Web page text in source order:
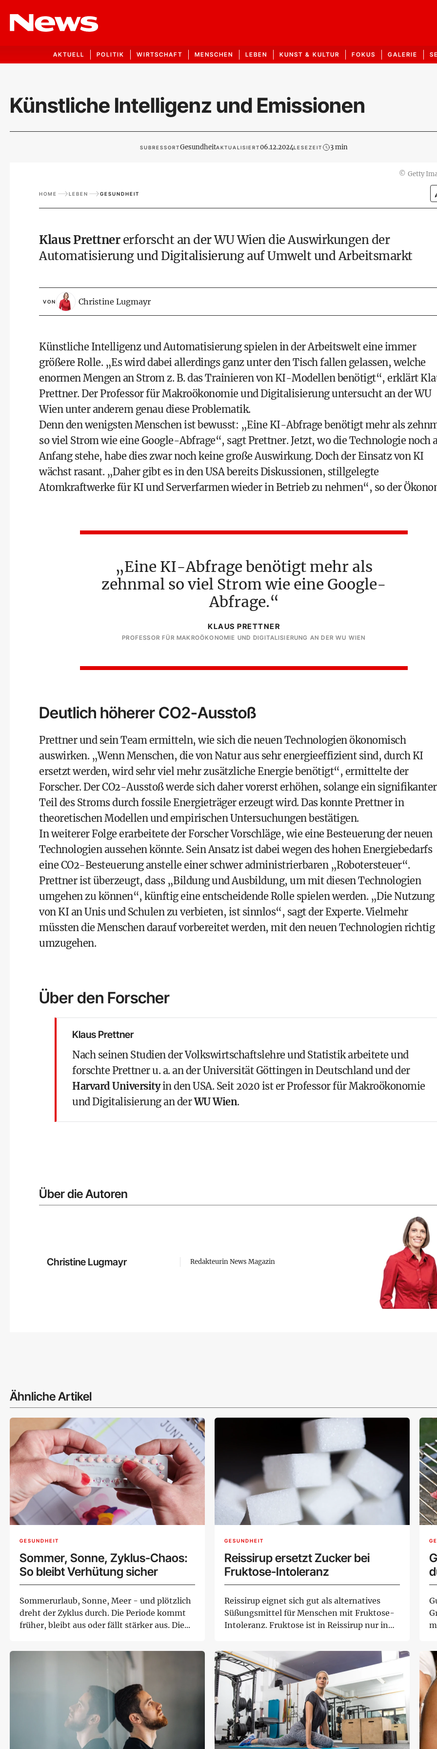
AKTUELL POLITIK WIRTSCHAFT MENSCHEN LEBEN KUNST & KULTUR FOKUS GALERIE
Künstliche Intelligenz und Emissionen
SUBRESSORTGesundheitAKTUALISIERT06.12.2024LESEZEIT 3 min
© Getty
HOME LEBEN GESUNDHEIT
Klaus Prettnererforscht an der WU Wien die Auswirkungen der
Automatisierung und Digitalisierung auf Umwelt und Arbeitsmarkt
VON Christine Lugmayr
Künstliche Intelligenzund Automati­sierung spielen in der Arbeitswelt eine immer
größere Rolle. „Es wird dabei allerdings ganz unter den Tisch fallen gelassen, welche
enormen Mengen an Strom z. B. das Trainieren von KI-Modellen benötigt“, erklärt
Prettner. Der Professor für Makroökonomie und Digitalisierung untersucht an der WU
Wien unter anderem genau diese Problematik.
Denn den wenigsten Menschen ist bewusst: „Eine KI-Abfrage benötigt mehr als
so viel Strom wie eine Google-Abfrage“, sagt Prettner. Jetzt, wo die Technologie noch
Anfang stehe, habe dies zwar noch keine große Auswirkung. Doch der Einsatz von KI
wächst rasant. „Daher gibt es in den USA bereits Diskussionen, stillgelegte
Atomkraftwerke für KI und Serverfarmen wieder in Betrieb zu nehmen“, so der
Eine KI-Abfrage benötigt mehr als
zehnmal so viel Strom wie eine Google-
Abfrage.
KLAUS PRETTNER
PROFESSOR FÜR MAKROÖKONOMIE UND DIGITALISIERUNG AN DER WU WIEN
Deutlich höherer CO2-Ausstoß
Prettner und sein Team ermitteln, wie sich die neuen Technologien ökonomisch
auswirken. „Wenn Menschen, die von Natur aus sehr energieeffizient sind, durch KI
ersetzt werden, wird sehr viel mehr zusätzliche Energie benötigt“, ermittelte der
Forscher. Der CO2-Ausstoß werde sich daher vorerst erhöhen, solange ein signifikanter
Teil des Stroms durch fossile Energieträger erzeugt wird. Das konnte Prettner in
theoretischen Modellen und empirischen Untersuchungen bestätigen.
In weiterer Folge erarbeitete der Forscher Vorschläge, wie eine Besteuerung der neuen
Technologien aussehen könnte. Sein Ansatz ist dabei wegen des hohen Energiebedarfs
eine CO2-Besteuerung anstelle einer schwer administrierbaren „Robotersteuer“.
Prettner ist überzeugt, dass „Bildung und Ausbildung, um mit diesen Technologien
umgehen zu können“, künftig eine entscheidende Rolle spielen werden. „Die Nutzung
von KI an Unis und Schulen zu verbieten, ist sinnlos“, sagt der Experte. Vielmehr
müssten die Menschen darauf vorbereitet werden, mit den neuen Technologien richtig
umzugehen.
Über den Forscher
Klaus Prettner
Nach seinen Studien der Volkswirtschaftslehre und Statistik arbeitete und
forschte Prettner u. a. an der Universität Göttingen in Deutschland und der
Harvard Universityin den USA. Seit 2020 ist er Professor für Makroökonomie
und Digitalisierung an derWU Wien.
Über die Autoren
Christine Lugmayr Redakteurin News Magazin
Ähnliche Artikel
GESUNDHEIT
Sommer, Sonne, Zyklus-Chaos:
So bleibt Verhütung sicher
Sommerurlaub, Sonne, Meer - und plötzlich
dreht der Zyklus durch. Die Periode kommt
früher, bleibt aus oder fällt stärker aus. Die...
GESUNDHEIT
Reissirup ersetzt Zucker bei
Fruktose-Intoleranz
Reissirup eignet sich gut als alternatives
Süßungsmittel für Menschen mit Fruktose-
Intoleranz. Fruktose ist in Reissirup nur in